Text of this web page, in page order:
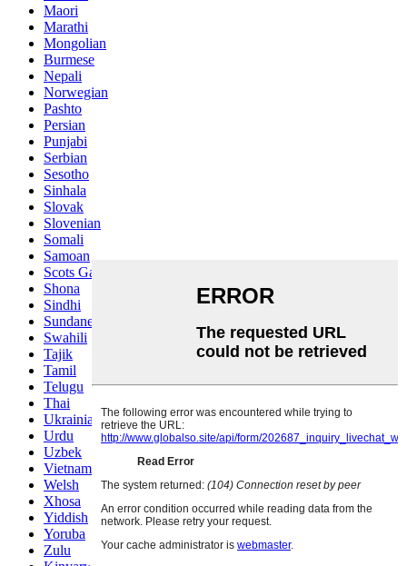
Maori
Marathi
Mongolian
Burmese
Nepali
Norwegian
Pashto
Persian
Punjabi
Serbian
Sesotho
Sinhala
Slovak
Slovenian
Somali
Samoan
Scots Gaelic
Shona
Sindhi
Sundanese
Swahili
Tajik
Tamil
Telugu
Thai
Ukrainian
Urdu
Uzbek
Vietnamese
Welsh
Xhosa
Yiddish
Yoruba
Zulu